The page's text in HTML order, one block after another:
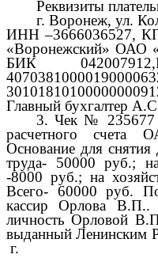
Реквизиты
г. Воронеж, ул.
ИНН –3666036527,
«Воронежский»
БИК
Главный бухгалтер
3. Чек № 235677
расчетного счета
Основание для
труда- 50000 руб.;
-8000 руб.; на
Всего- 60000 руб.
кассир Орлова В.П..
личность Орловой
выданный Ленинским
г.